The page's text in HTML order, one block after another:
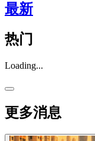
最新
热门
Loading...
更多消息